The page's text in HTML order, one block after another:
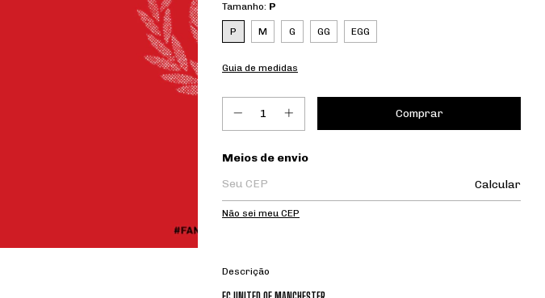
Tamanho: P
P M G GG EGG
Guia de medidas
Entregas para o CEP:
Meios de envio
Calcular
Não sei meu CEP
Descrição